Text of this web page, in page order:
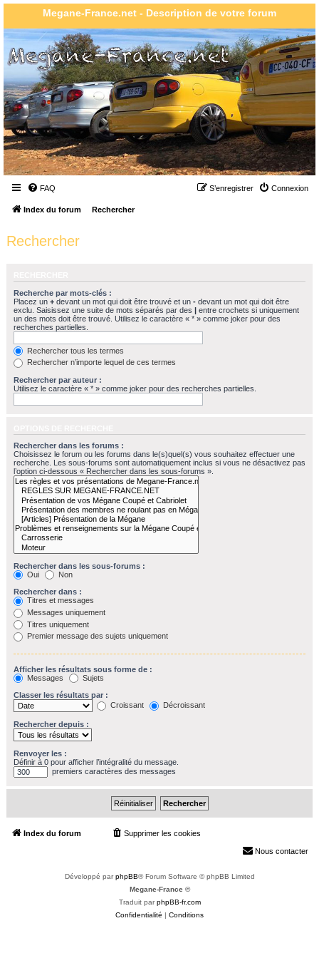
Megane-France.net - Description de votre forum
FAQ Connexion
S’enregistrer
Index du forum Rechercher
Rechercher
Recherche par mots-clés :
Placez un + devant un mot qui doit être trouvé et un - devant un mot qui doit être
exclu. Saisissez une suite de mots séparés par des | entre crochets si uniquement
un des mots doit être trouvé. Utilisez le caractère « * » comme joker pour des
recherches partielles.
Rechercher tous les termes
Rechercher n’importe lequel de ces termes
Rechercher par auteur :
Utilisez le caractère « * » comme joker pour des recherches partielles.
Rechercher dans les forums :
Choisissez le forum ou les forums dans le(s)quel(s) vous souhaitez effectuer une
recherche. Les sous-forums sont automatiquement inclus si vous ne désactivez pas
l’option ci-dessous « Rechercher dans les sous-forums ».
Rechercher dans les sous-forums :
Oui
Non
Rechercher dans :
Titres et messages
Messages uniquement
Titres uniquement
Premier message des sujets uniquement
Afficher les résultats sous forme de :
Messages
Sujets
Classer les résultats par :
Croissant
Décroissant
Rechercher depuis :
Renvoyer les :
Définir à 0 pour afficher l’intégralité du message.
premiers caractères des messages
Index du forum Supprimer les cookies
Nous contacter
Développé parphpBB® Forum Software © phpBB Limited
Megane-France ©
Traduit parphpBB-fr.com
Confidentialité
Conditions